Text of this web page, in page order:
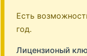
Есть
год.
Лицензионый